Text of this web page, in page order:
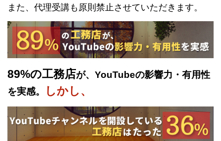
また、代理受講も原則禁止させていただきます。
89%の工務店が、YouTubeの影響力・有用性
を実感。
しかし、